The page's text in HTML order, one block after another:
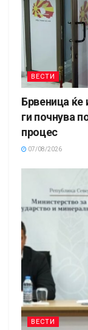
ВЕСТИ
Брвеница ќе
ги почнува
процес
07/08/2026
ВЕСТИ